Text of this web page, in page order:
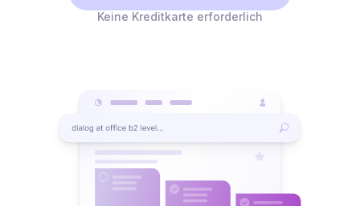
Keine Kreditkarte erforderlich